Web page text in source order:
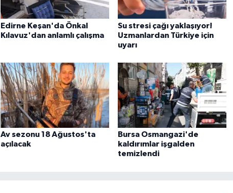
Edirne Keşan'da Önkal
Kılavuz'dan anlamlı çalışma
Su stresi çağı yaklaşıyor!
Uzmanlardan Türkiye için
uyarı
Av sezonu 18 Ağustos'ta
açılacak
Bursa Osmangazi'de
kaldırımlar işgalden
temizlendi